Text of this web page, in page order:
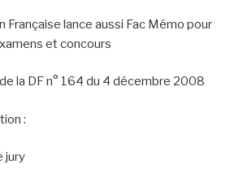
Française lance aussi Fac Mémo pour
et concours
la DF n° 164 du 4 décembre 2008
:
jury